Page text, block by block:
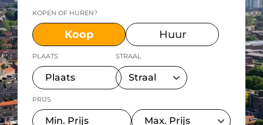
KOPEN OF HUREN?
Koop Huur
PLAATS STRAAL
PRIJS